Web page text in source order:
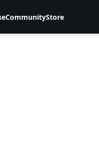
CommunityStore